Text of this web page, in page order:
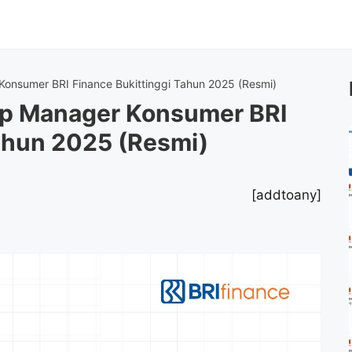
BRI Finance Bukittinggi Tahun 2025 (Resmi)
Manager Konsumer BRI
2025 (Resmi)
[addtoany]